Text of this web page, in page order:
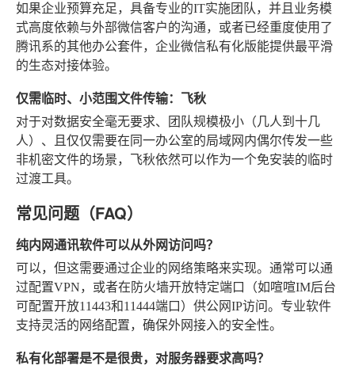
如果企业预算充足，具备专业的IT实施团队，并且业务模
式高度依赖与外部微信客户的沟通，或者已经重度使用了
腾讯系的其他办公套件，企业微信私有化版能提供最平滑
的生态对接体验。
仅需临时、小范围文件传输：飞秋
对于对数据安全毫无要求、团队规模极小（几人到十几
人）、且仅仅需要在同一办公室的局域网内偶尔传发一些
非机密文件的场景，飞秋依然可以作为一个免安装的临时
过渡工具。
常见问题（FAQ）
纯内网通讯软件可以从外网访问吗？
可以，但这需要通过企业的网络策略来实现。通常可以通
过配置VPN，或者在防火墙开放特定端口（如喧喧IM后台
可配置开放11443和11444端口）供公网IP访问。专业软件
支持灵活的网络配置，确保外网接入的安全性。
私有化部署是不是很贵，对服务器要求高吗？